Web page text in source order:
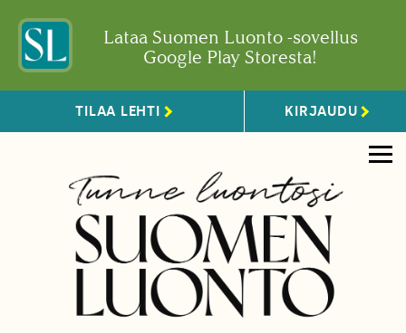
Lataa Suomen Luonto -sovellus
Google Play Storesta!
TILAA LEHTI KIRJAUDU